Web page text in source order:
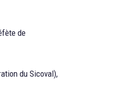
de
du Sicoval),